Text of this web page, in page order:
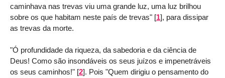
caminhava nas trevas viu uma grande luz, uma luz brilhou
sobre os que habitam neste país de trevas" [1], para dissipar
as trevas da morte.
"Ó profundidade da riqueza, da sabedoria e da ciência de
Deus! Como são insondáveis os seus juízos e impenetráveis
os seus caminhos!" [2]. Pois "Quem dirigiu o pensamento do